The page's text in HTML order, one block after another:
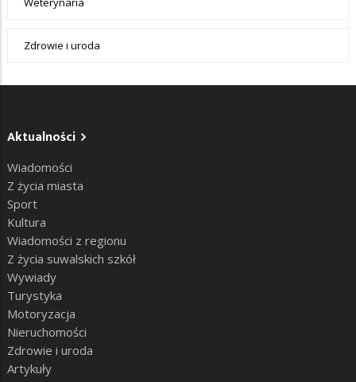
Zdrowie i uroda
Aktualności
Wiadomości
Z życia miasta
Sport
Kultura
Wiadomości z regionu
Z życia suwalskich szkół
Wywiady
Turystyka
Motoryzacja
Nieruchomości
Zdrowie i uroda
Artykuły